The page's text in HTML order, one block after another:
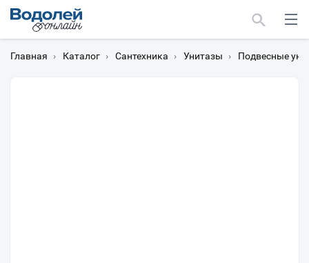
Главная › Каталог › Сантехника › Унитазы › Подвесные